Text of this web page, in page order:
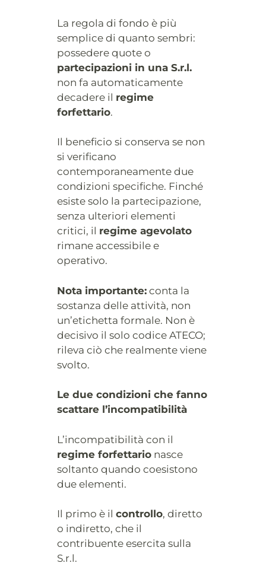
La regola di fondo è più
semplice di quanto sembri:
possedere quote o
partecipazioni in una S.r.l.
non fa automaticamente
decadere il regime
forfettario.
Il beneficio si conserva se non
si verificano
contemporaneamente due
condizioni specifiche. Finché
esiste solo la partecipazione,
senza ulteriori elementi
critici, il regime agevolato
rimane accessibile e
operativo.
Nota importante:conta la
sostanza delle attività, non
un’etichetta formale. Non è
decisivo il solo codice ATECO;
rileva ciò che realmente viene
svolto.
Le due condizioni che fanno
scattare l’incompatibilità
L’incompatibilità con il
regime forfettarionasce
soltanto quando coesistono
due elementi.
Il primo è il controllo, diretto
o indiretto, che il
contribuente esercita sulla
S.r.l.